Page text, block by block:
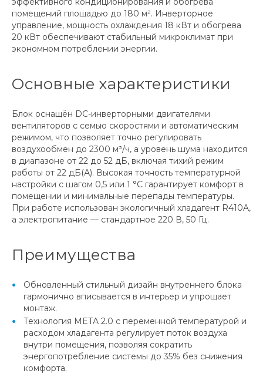
помещений площадью до 180 м². Инверторное
управление, мощность охлаждения 18 кВт и обогрева
20 кВт обеспечивают стабильный микроклимат при
экономном потреблении энергии.
Основные характеристики
Блок оснащён DC-инверторными двигателями
вентиляторов с семью скоростями и автоматическим
режимом, что позволяет точно регулировать
воздухообмен до 2300 м³/ч, а уровень шума находится
в диапазоне от 22 до 52 дБ, включая тихий режим
работы от 22 дБ(А). Высокая точность температурной
настройки с шагом 0,5 или 1 °С гарантирует комфорт в
помещении и минимальные перепады температуры.
При работе использован экологичный хладагент R410A,
а электропитание — стандартное 220 В, 50 Гц.
Преимущества
Обновленный стильный дизайн внутреннего блока
гармонично вписывается в интерьер и упрощает
монтаж.
Технология META 2.0 с переменной температурой и
расходом хладагента регулирует поток воздуха
внутри помещения, позволяя сократить
энергопотребление системы до 35% без снижения
комфорта.